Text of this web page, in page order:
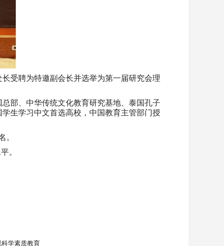
受聘为特邀副会长并选举为第一届研究会理
部、中华传统文化教育研究基地、泰国孔子
生学习中文首选高校，中国教育主管部门授
。
。
学素质教育